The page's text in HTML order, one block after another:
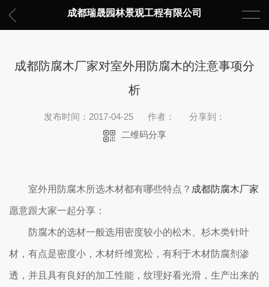
成都瑞晟园林景观工程有限公司
成都防腐木厂家对室外用防腐木的注意事项分
析
发布时间：2017-04-25 作者：
分享到：
二维码分享
室外用防腐木所选木材都有哪些特点？ 成都防腐木厂家
愿意跟大家一起分享：
防腐木的选材一般选用密度较小的松木、杉木类针叶
材，有点是密度小，木材纤维宽松，有利于木材防腐剂渗
透，并且具有良好的加工性能，纹理好看光滑，生产出来的